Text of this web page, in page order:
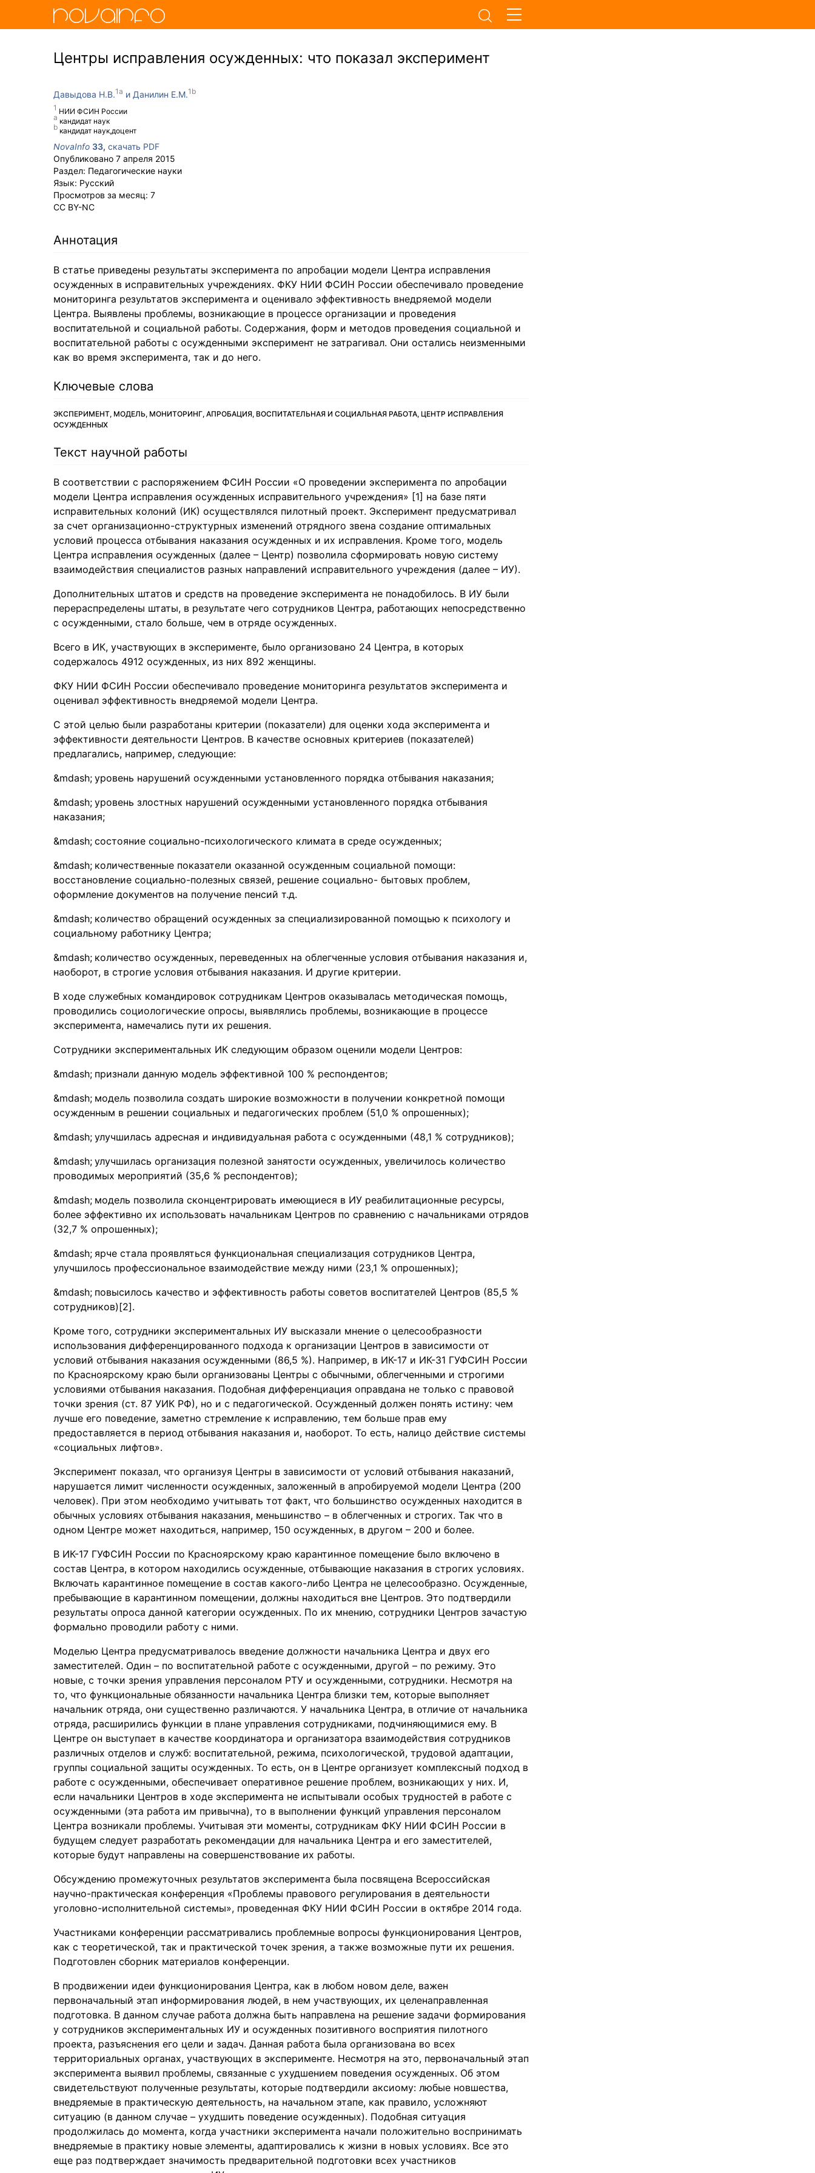
Центры исправления осужденных: что показал эксперимент
Давыдова Н.В.
НИИ ФСИН России
кандидат наук
Данилин Е.М.
кандидат наук,доцент
NovaInfo 33, скачать PDF
Опубликовано 7 апреля 2015
Раздел: Педагогические науки
Язык: Русский
Просмотров за месяц: 7
CC BY-NC
Аннотация
В статье приведены результаты эксперимента по апробации модели Центра исправления
осужденных в исправительных учреждениях. ФКУ НИИ ФСИН России обеспечивало проведение
мониторинга результатов эксперимента и оценивало эффективность внедряемой модели
Центра. Выявлены проблемы, возникающие в процессе организации и проведения
воспитательной и социальной работы. Содержания, форм и методов проведения социальной и
воспитательной работы с осужденными эксперимент не затрагивал. Они остались неизменными
как во время эксперимента, так и до него.
Ключевые слова
ЭКСПЕРИМЕНТ, МОДЕЛЬ, МОНИТОРИНГ, АПРОБАЦИЯ, ВОСПИТАТЕЛЬНАЯ И СОЦИАЛЬНАЯ РАБОТА, ЦЕНТР ИСПРАВЛЕНИЯ
ОСУЖДЕННЫХ
Текст научной работы
В соответствии с распоряжением ФСИН России «О проведении эксперимента по апробации
модели Центра исправления осужденных исправительного учреждения» [1] на базе пяти
исправительных колоний (ИК) осуществлялся пилотный проект. Эксперимент предусматривал
за счет организационно-структурных изменений отрядного звена создание оптимальных
условий процесса отбывания наказания осужденных и их исправления. Кроме того, модель
Центра исправления осужденных (далее – Центр) позволила сформировать новую систему
взаимодействия специалистов разных направлений исправительного учреждения (далее – ИУ).
Дополнительных штатов и средств на проведение эксперимента не понадобилось. В ИУ были
перераспределены штаты, в результате чего сотрудников Центра, работающих непосредственно
с осужденными, стало больше, чем в отряде осужденных.
Всего в ИК, участвующих в эксперименте, было организовано 24 Центра, в которых
содержалось 4912 осужденных, из них 892 женщины.
ФКУ НИИ ФСИН России обеспечивало проведение мониторинга результатов эксперимента и
оценивал эффективность внедряемой модели Центра.
С этой целью были разработаны критерии (показатели) для оценки хода эксперимента и
эффективности деятельности Центров. В качестве основных критериев (показателей)
предлагались, например, следующие:
уровень нарушений осужденными установленного порядка отбывания наказания;
уровень злостных нарушений осужденными установленного порядка отбывания
наказания;
состояние социально-психологического климата в среде осужденных;
количественные показатели оказанной осужденным социальной помощи:
восстановление социально-полезных связей, решение социально- бытовых проблем,
оформление документов на получение пенсий т.д.
количество обращений осужденных за специализированной помощью к психологу и
социальному работнику Центра;
количество осужденных, переведенных на облегченные условия отбывания наказания и,
наоборот, в строгие условия отбывания наказания. И другие критерии.
В ходе служебных командировок сотрудникам Центров оказывалась методическая помощь,
проводились социологические опросы, выявлялись проблемы, возникающие в процессе
эксперимента, намечались пути их решения.
Сотрудники экспериментальных ИК следующим образом оценили модели Центров:
признали данную модель эффективной 100 % респондентов;
модель позволила создать широкие возможности в получении конкретной помощи
осужденным в решении социальных и педагогических проблем (51,0 % опрошенных);
улучшилась адресная и индивидуальная работа с осужденными (48,1 % сотрудников);
улучшилась организация полезной занятости осужденных, увеличилось количество
проводимых мероприятий (35,6 % респондентов);
модель позволила сконцентрировать имеющиеся в ИУ реабилитационные ресурсы,
более эффективно их использовать начальникам Центров по сравнению с начальниками отрядов
(32,7 % опрошенных);
ярче стала проявляться функциональная специализация сотрудников Центра,
улучшилось профессиональное взаимодействие между ними (23,1 % опрошенных);
повысилось качество и эффективность работы советов воспитателей Центров (85,5 %
сотрудников)[2].
Кроме того, сотрудники экспериментальных ИУ высказали мнение о целесообразности
использования дифференцированного подхода к организации Центров в зависимости от
условий отбывания наказания осужденными (86,5 %). Например, в ИК-17 и ИК-31 ГУФСИН России
по Красноярскому краю были организованы Центры с обычными, облегченными и строгими
условиями отбывания наказания. Подобная дифференциация оправдана не только с правовой
точки зрения (ст. 87 УИК РФ), но и с педагогической. Осужденный должен понять истину: чем
лучше его поведение, заметно стремление к исправлению, тем больше прав ему
предоставляется в период отбывания наказания и, наоборот. То есть, налицо действие системы
«социальных лифтов».
Эксперимент показал, что организуя Центры в зависимости от условий отбывания наказаний,
нарушается лимит численности осужденных, заложенный в апробируемой модели Центра (200
человек). При этом необходимо учитывать тот факт, что большинство осужденных находится в
обычных условиях отбывания наказания, меньшинство – в облегченных и строгих. Так что в
одном Центре может находиться, например, 150 осужденных, в другом – 200 и более.
В ИК-17 ГУФСИН России по Красноярскому краю карантинное помещение было включено в
состав Центра, в котором находились осужденные, отбывающие наказания в строгих условиях.
Включать карантинное помещение в состав какого-либо Центра не целесообразно. Осужденные,
пребывающие в карантинном помещении, должны находиться вне Центров. Это подтвердили
результаты опроса данной категории осужденных. По их мнению, сотрудники Центров зачастую
формально проводили работу с ними.
Моделью Центра предусматривалось введение должности начальника Центра и двух его
заместителей. Один – по воспитательной работе с осужденными, другой – по режиму. Это
новые, с точки зрения управления персоналом РТУ и осужденными, сотрудники. Несмотря на
то, что функциональные обязанности начальника Центра близки тем, которые выполняет
начальник отряда, они существенно различаются. У начальника Центра, в отличие от начальника
отряда, расширились функции в плане управления сотрудниками, подчиняющимися ему. В
Центре он выступает в качестве координатора и организатора взаимодействия сотрудников
различных отделов и служб: воспитательной, режима, психологической, трудовой адаптации,
группы социальной защиты осужденных. То есть, он в Центре организует комплексный подход в
работе с осужденными, обеспечивает оперативное решение проблем, возникающих у них. И,
если начальники Центров в ходе эксперимента не испытывали особых трудностей в работе с
осужденными (эта работа им привычна), то в выполнении функций управления персоналом
Центра возникали проблемы. Учитывая эти моменты, сотрудникам ФКУ НИИ ФСИН России в
будущем следует разработать рекомендации для начальника Центра и его заместителей,
которые будут направлены на совершенствование их работы.
Обсуждению промежуточных результатов эксперимента была посвящена Всероссийская
научно-практическая конференция «Проблемы правового регулирования в деятельности
уголовно-исполнительной системы», проведенная ФКУ НИИ ФСИН России в октябре 2014 года.
Участниками конференции рассматривались проблемные вопросы функционирования Центров,
как с теоретической, так и практической точек зрения, а также возможные пути их решения.
Подготовлен сборник материалов конференции.
В продвижении идеи функционирования Центра, как в любом новом деле, важен
первоначальный этап информирования людей, в нем участвующих, их целенаправленная
подготовка. В данном случае работа должна быть направлена на решение задачи формирования
у сотрудников экспериментальных ИУ и осужденных позитивного восприятия пилотного
проекта, разъяснения его цели и задач. Данная работа была организована во всех
территориальных органах, участвующих в эксперименте. Несмотря на это, первоначальный этап
эксперимента выявил проблемы, связанные с ухудшением поведения осужденных. Об этом
свидетельствуют полученные результаты, которые подтвердили аксиому: любые новшества,
внедряемые в практическую деятельность, на начальном этапе, как правило, усложняют
ситуацию (в данном случае – ухудшить поведение осужденных). Подобная ситуация
продолжилась до момента, когда участники эксперимента начали положительно воспринимать
внедряемые в практику новые элементы, адаптировались к жизни в новых условиях. Все это
еще раз подтверждает значимость предварительной подготовки всех участников